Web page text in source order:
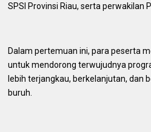
SPSI Provinsi Riau, serta perwakilan
Dalam pertemuan ini, para peserta
untuk mendorong terwujudnya
lebih terjangkau, berkelanjutan, dan
buruh.